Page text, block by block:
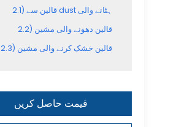
2.1)
قالین سے dust ہٹانے والی
2.2) قالین دھونے والی مشین
2.3) قالین خشک کرنے والی مشین
قیمت حاصل کریں